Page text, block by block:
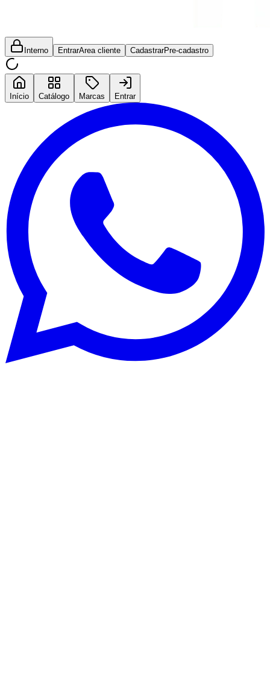
Interno EntrarArea cliente CadastrarPre-cadastro
Início Catálogo Marcas Entrar